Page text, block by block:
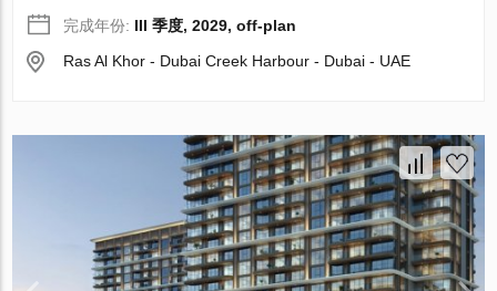
完成年份: III 季度, 2029, off-plan
Ras Al Khor - Dubai Creek Harbour - Dubai - UAE